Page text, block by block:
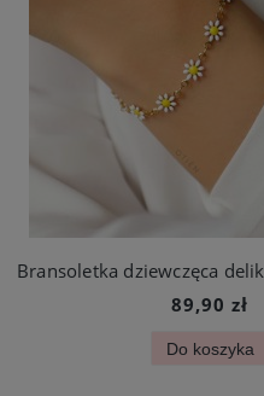
89,90 zł
Do koszyka